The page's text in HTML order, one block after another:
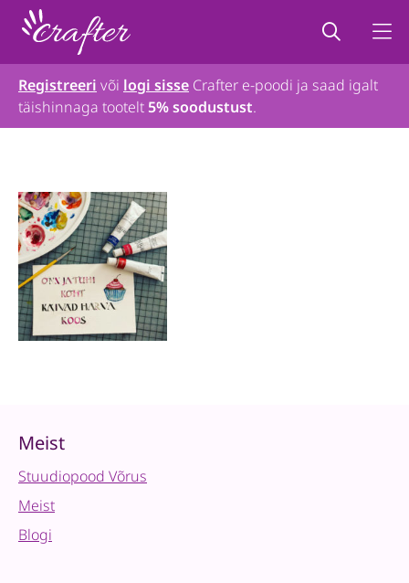
Registreeri või logi sisse Crafter e-poodi ja saad igalt
täishinnaga tootelt5% soodustust.
Meist
Stuudiopood Võrus
Meist
Blogi